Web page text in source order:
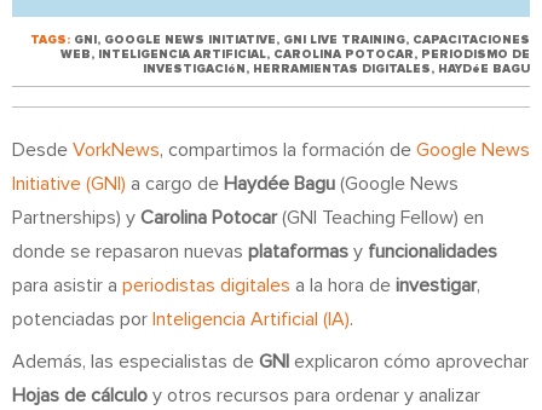
TAGS: GNI , GOOGLE NEWS INITIATIVE, GNI LIVE TRAINING, CAPACITACIONES
WEB, INTELIGENCIA ARTIFICIAL, CAROLINA POTOCAR, PERIODISMO DE
INVESTIGACIóN , HERRAMIENTAS DIGITALES, HAYDéE BAGU
Desde VorkNews, compartimos la formación de Google News
Initiative (GNI) a cargo de Haydée Bagu (Google News
Partnerships) y Carolina Potocar(GNI Teaching Fellow) en
donde se repasaron nuevas plataformas y funcionalidades
para asistir a periodistas digitales a la hora de investigar,
potenciadas por Inteligencia Artificial (IA).
Además, las especialistas de GNI explicaron cómo aprovechar
Hojas de cálculo y otros recursos para ordenar y analizar